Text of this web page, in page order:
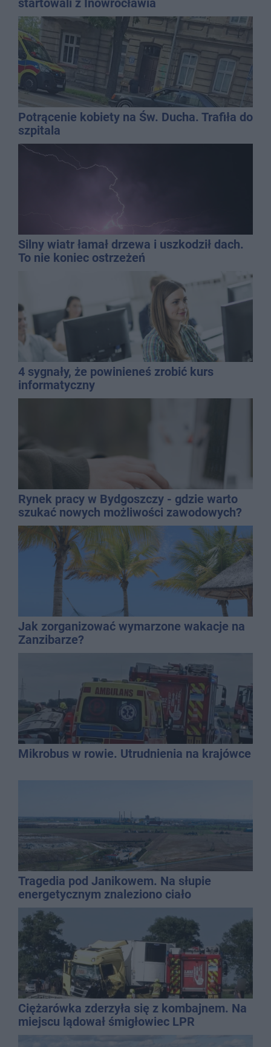
Potrącenie kobiety na Św. Ducha. Trafiła do
szpitala
Silny wiatr łamał drzewa i uszkodził dach.
To nie koniec ostrzeżeń
4 sygnały, że powinieneś zrobić kurs
informatyczny
Rynek pracy w Bydgoszczy - gdzie warto
szukać nowych możliwości zawodowych?
Jak zorganizować wymarzone wakacje na
Zanzibarze?
Mikrobus w rowie. Utrudnienia na krajówce
Tragedia pod Janikowem. Na słupie
energetycznym znaleziono ciało
mężczyzny
Ciężarówka zderzyła się z kombajnem. Na
miejscu lądował śmigłowiec LPR